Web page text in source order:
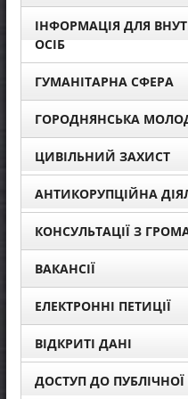
ІНФОРМАЦІЯ ДЛЯ
ОСІБ
ГУМАНІТАРНА СФЕРА
ГОРОДНЯНСЬКА
ЦИВІЛЬНИЙ ЗАХИСТ
АНТИКОРУПЦІЙНА
КОНСУЛЬТАЦІЇ З
ВАКАНСІЇ
ЕЛЕКТРОННІ ПЕТИЦІЇ
ВІДКРИТІ ДАНІ
ДОСТУП ДО ПУБЛІЧНОЇ